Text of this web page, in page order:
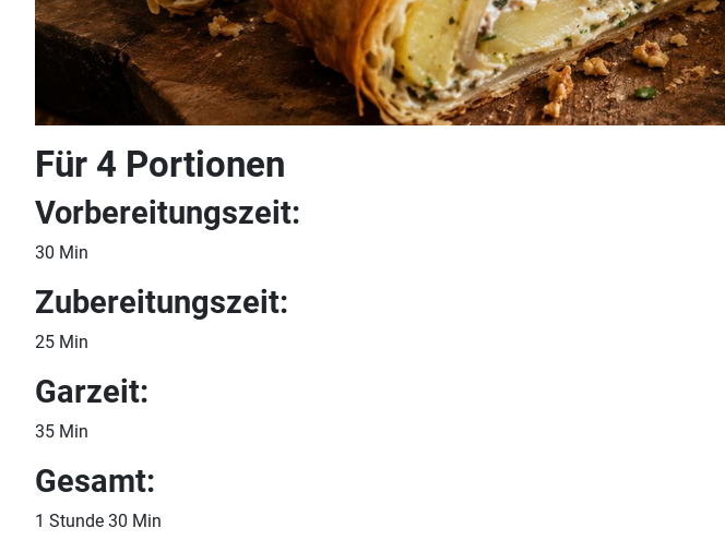
Für 4 Portionen
Vorbereitungszeit:
30 Min
Zubereitungszeit:
25 Min
Garzeit:
35 Min
Gesamt:
1 Stunde 30 Min